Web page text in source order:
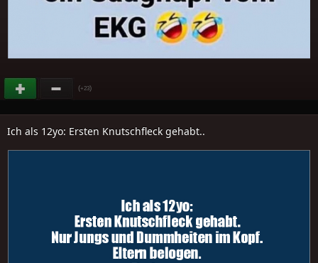
(+23)
Ich als 12yo: Ersten Knutschfleck gehabt..